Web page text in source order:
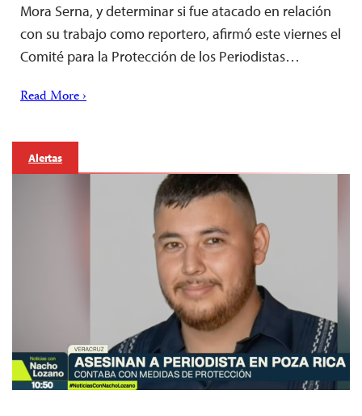
Mora Serna, y determinar si fue atacado en relación
con su trabajo como reportero, afirmó este viernes el
Comité para la Protección de los Periodistas…
Read More ›
Alertas